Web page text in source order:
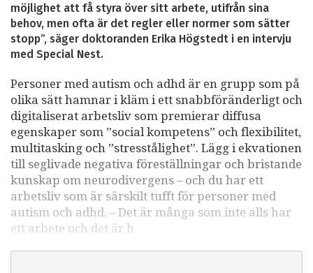
möjlighet att få styra över sitt arbete, utifrån sina
behov, men ofta är det regler eller normer som sätter
stopp”, säger doktoranden Erika Högstedt i en intervju
med Special Nest.
Personer med autism och adhd är en grupp som på
olika sätt hamnar i kläm i ett snabbföränderligt och
digitaliserat arbetsliv som premierar diffusa
egenskaper som ”social kompetens” och flexibilitet,
multitasking och ”stresstålighet”. Lägg i ekvationen
till seglivade negativa föreställningar och bristande
kunskap om neurodivergens – och du har ett
arbetsliv som är särskilt tufft för personer med
autism och adhd. – Det är många som inte alls har
ett arbete och det är h